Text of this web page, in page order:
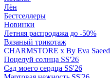
Лён
Бестселлеры
Новинки
Летняя распродажа до -50%
Вязаный трикотаж
CHARMSTORE х By Eva Saeed
Поцелуй солнца SS'26
Сад моего сердца SS'26